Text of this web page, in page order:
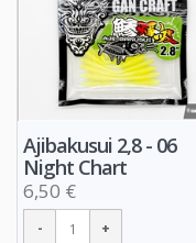
Ajibakusui 2,8 - 06
Night Chart
6,50 €